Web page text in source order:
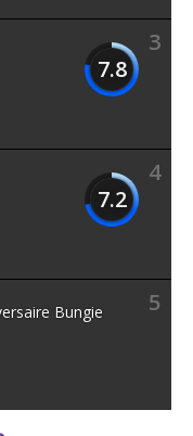
3
7.8
4
7.2
5
Bungie